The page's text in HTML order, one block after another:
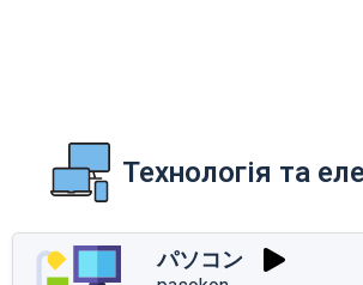
Технологія та
パソコン